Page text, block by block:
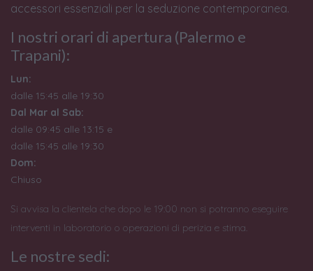
accessori essenziali per la seduzione contemporanea.
I nostri orari di apertura (Palermo e
Trapani):
Lun:
dalle 15:45 alle 19:30
Dal Mar al Sab:
dalle 09:45 alle 13:15 e
dalle 15:45 alle 19:30
Dom:
Chiuso
Si avvisa la clientela che dopo le 19:00 non si potranno eseguire
interventi in laboratorio o operazioni di perizia e stima.
Le nostre sedi: